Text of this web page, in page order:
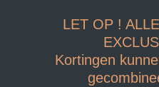
LET OP !
Kortingen